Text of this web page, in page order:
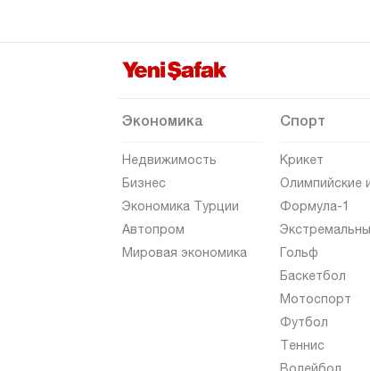
Шырнак
Сивас
Токат
Трабзон
Тунджели
Экономика
Недвижимость
Бизнес
Экономика Турции
Автопром
Мировая экономика
Спорт
Крикет
Олимпийские
Формула-1
Гольф
Баскетбол
Мотоспорт
Футбол
Теннис